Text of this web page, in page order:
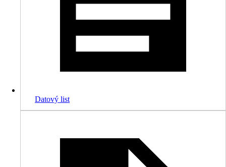
Datový list